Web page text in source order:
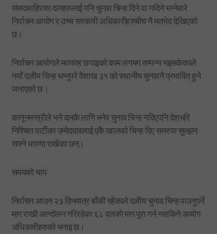
संसदबाहिरका दलहरुलाई पनि चुनाव चिन्ह दिने वा नदिने भन्नेबारे
निर्वाचन आयोग र उच्च सरकारी अधिकारीहरुबीच नै मतभेद देखिएको
छ।
निर्वाचन आयोगले मतपत्र छपाइको काम लगभग सम्पन्न भइसकेकाले
नयाँ दलीय चिन्ह थप्नुपरे वैशाख ३१ को स्थानीय चुनावनै प्रभावित हुने
जनाएको छ।
कानूनमन्त्रीले भने दलकै लागि भनेर चुनाव चिन्ह नदिएपनि देशभरि
निश्चित पार्टीका उम्मेदवारलाई एकै खालको चिन्ह दिए समस्या सुल्झन
सक्ने धारणा राखेका छन्।
समयको चाप
निर्वाचन आउन २३ दिनमात्र बाँकी रहेकाले दलीय चुनाव चिन्ह पाउनुपर्ने
माग राखी आन्दोलन गरिरहेका ६८ दलको माग पूरा गर्न नसकिने आयोग
अधिकारीहरुको भनाइ छ।